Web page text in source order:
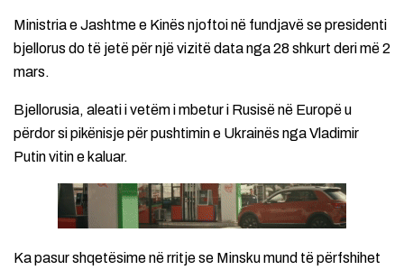
Ministria e Jashtme e Kinës njoftoi në fundjavë se presidenti
bjellorus do të jetë për një vizitë data nga 28 shkurt deri më 2
mars.
Bjellorusia, aleati i vetëm i mbetur i Rusisë në Europë u
përdor si pikënisje për pushtimin e Ukrainës nga Vladimir
Putin vitin e kaluar.
Ka pasur shqetësime në rritje se Minsku mund të përfshihet